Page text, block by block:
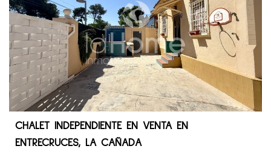
CHALET INDEPENDIENTE EN VENTA EN
ENTRECRUCES, LA CAÑADA